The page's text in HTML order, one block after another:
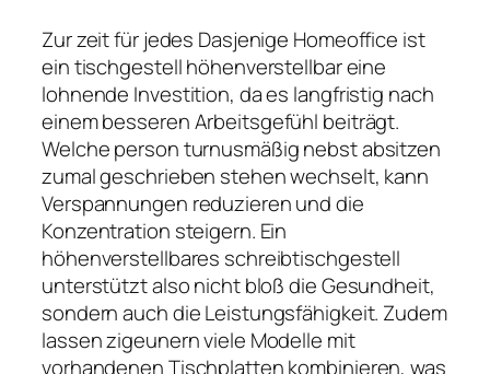
Zur zeit für jedes Dasjenige Homeoffice ist
ein tischgestell höhenverstellbar eine
lohnende Investition, da es langfristig nach
einem besseren Arbeitsgefühl beiträgt.
Welche person turnusmäßig nebst absitzen
zumal geschrieben stehen wechselt, kann
Verspannungen reduzieren und die
Konzentration steigern. Ein
höhenverstellbares schreibtischgestell
unterstützt also nicht bloß die Gesundheit,
sondern auch die Leistungsfähigkeit. Zudem
lassen zigeunern viele Modelle mit
vorhandenen Tischplatten kombinieren, was